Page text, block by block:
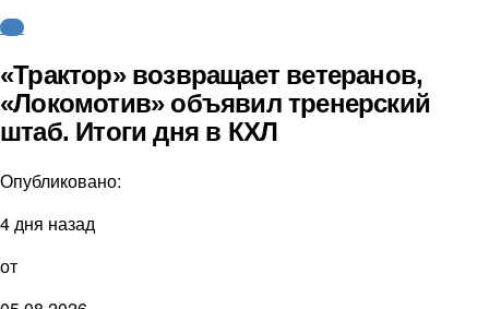
КХЛ
«Трактор» возвращает ветеранов,
«Локомотив» объявил тренерский
штаб. Итоги дня в КХЛ
Опубликовано:
4 дня назад
от